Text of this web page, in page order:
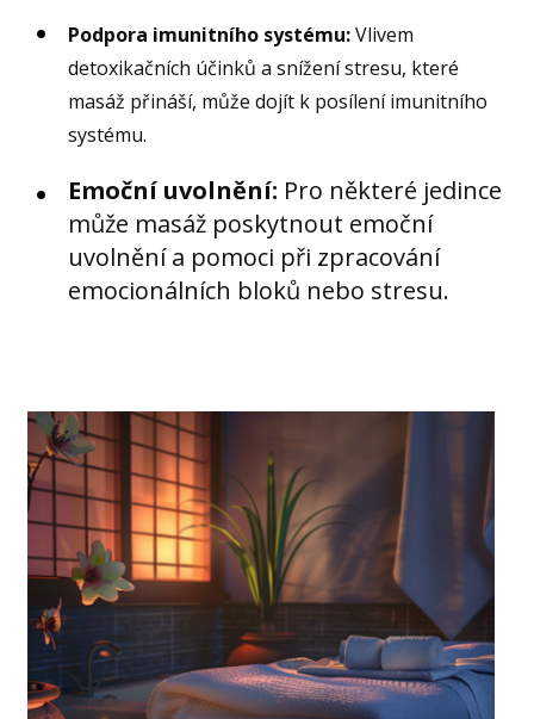
Podpora imunitního systému:Vlivem
detoxikačních účinků a snížení stresu, které
masáž přináší, může dojít k posílení imunitního
systému.
Emoční uvolnění: Pro některé jedince
může masáž poskytnout emoční
uvolnění a pomoci při zpracování
emocionálních bloků nebo stresu.